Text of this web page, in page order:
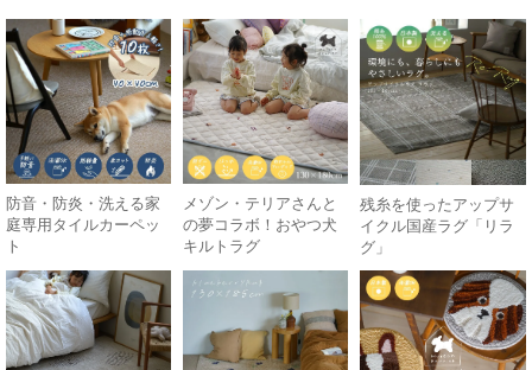
防音・防炎・洗える家
庭専用タイルカーペッ
ト
メゾン・テリアさんと
の夢コラボ！おやつ犬
キルトラグ
残糸を使ったアップサ
イクル国産ラグ「リラ
グ」